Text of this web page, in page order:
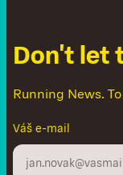
Don't let
Running News.
Váš e-mail